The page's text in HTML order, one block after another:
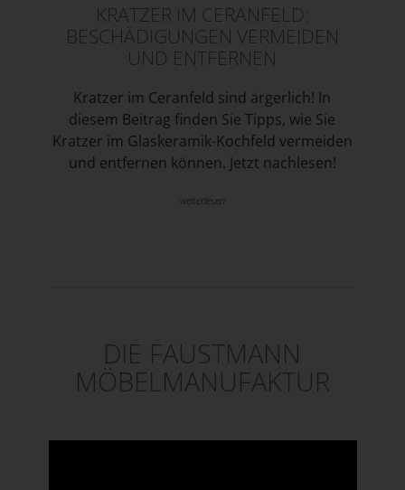
KRATZER IM CERANFELD:
BESCHÄDIGUNGEN VERMEIDEN
UND ENTFERNEN
Kratzer im Ceranfeld sind ärgerlich! In
diesem Beitrag finden Sie Tipps, wie Sie
Kratzer im Glaskeramik-Kochfeld vermeiden
und entfernen können. Jetzt nachlesen!
weiterlesen
DIE FAUSTMANN
MÖBELMANUFAKTUR